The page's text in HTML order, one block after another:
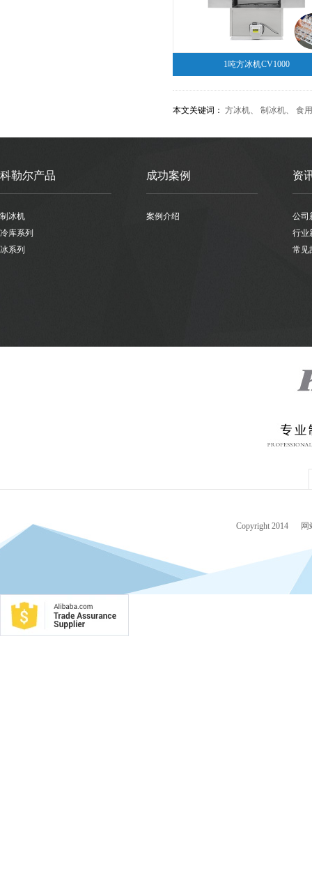
1吨方冰机CV1000
本文关键词： 方冰机、 制冰机、 食
科勒尔产品
制冰机
冷库系列
冰系列
成功案例
案例介绍
资
公司
行业
常见
Copyright 2014 网